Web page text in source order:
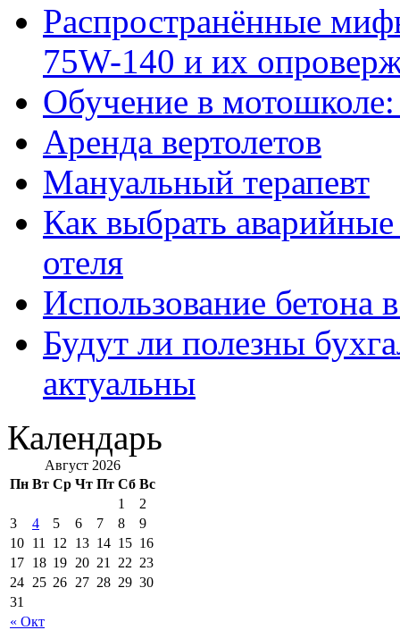
Распространённые
75W-140 и их
Обучение в
Аренда вертолетов
Мануальный терапевт
Как выбрать
отеля
Использование бетона
Будут ли полезны
актуальны
Календарь
Август 2026
Пн Вт Ср Чт Пт Сб Вс
« Окт
1
2
3
4 5 6 7 8
9
10 11 12 13 14 15 16
17 18 19 20 21 22 23
24 25 26 27 28 29 30
31